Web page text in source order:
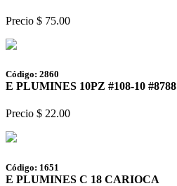
Precio $ 75.00
Código: 2860
E PLUMINES 10PZ #108-10 #8788
Precio $ 22.00
Código: 1651
E PLUMINES C 18 CARIOCA